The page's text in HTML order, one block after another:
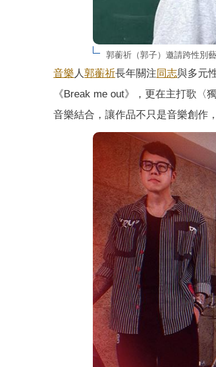
郭蘅祈（郭子）邀請跨性別
音樂 人郭蘅祈長年關注同志與多元
《Break me out》，更在主打歌〈
音樂結合，讓作品不只是音樂創作